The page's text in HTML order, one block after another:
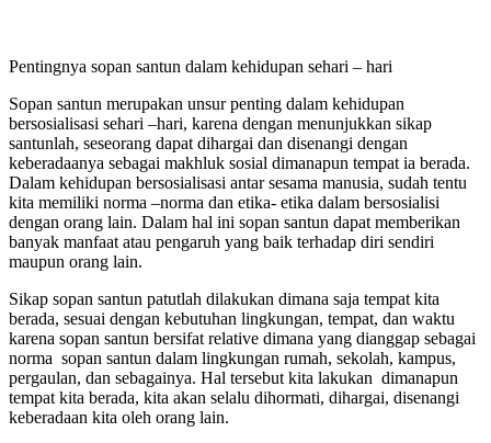
Pentingnya sopan santun dalam kehidupan sehari – hari
Sopan santun merupakan unsur penting dalam kehidupan
bersosialisasi sehari –hari, karena dengan menunjukkan sikap
santunlah, seseorang dapat dihargai dan disenangi dengan
keberadaanya sebagai makhluk sosial dimanapun tempat ia berada.
Dalam kehidupan bersosialisasi antar sesama manusia, sudah tentu
kita memiliki norma –norma dan etika- etika dalam bersosialisi
dengan orang lain. Dalam hal ini sopan santun dapat memberikan
banyak manfaat atau pengaruh yang baik terhadap diri sendiri
maupun orang lain.
Sikap sopan santun patutlah dilakukan dimana saja tempat kita
berada, sesuai dengan kebutuhan lingkungan, tempat, dan waktu
karena sopan santun bersifat relative dimana yang dianggap sebagai
norma sopan santun dalam lingkungan rumah, sekolah, kampus,
pergaulan, dan sebagainya. Hal tersebut kita lakukan dimanapun
tempat kita berada, kita akan selalu dihormati, dihargai, disenangi
keberadaan kita oleh orang lain.